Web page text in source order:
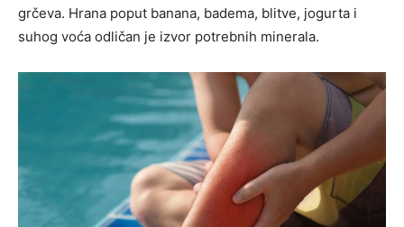
grčeva. Hrana poput banana, badema, blitve, jogurta i
suhog voća odličan je izvor potrebnih minerala.